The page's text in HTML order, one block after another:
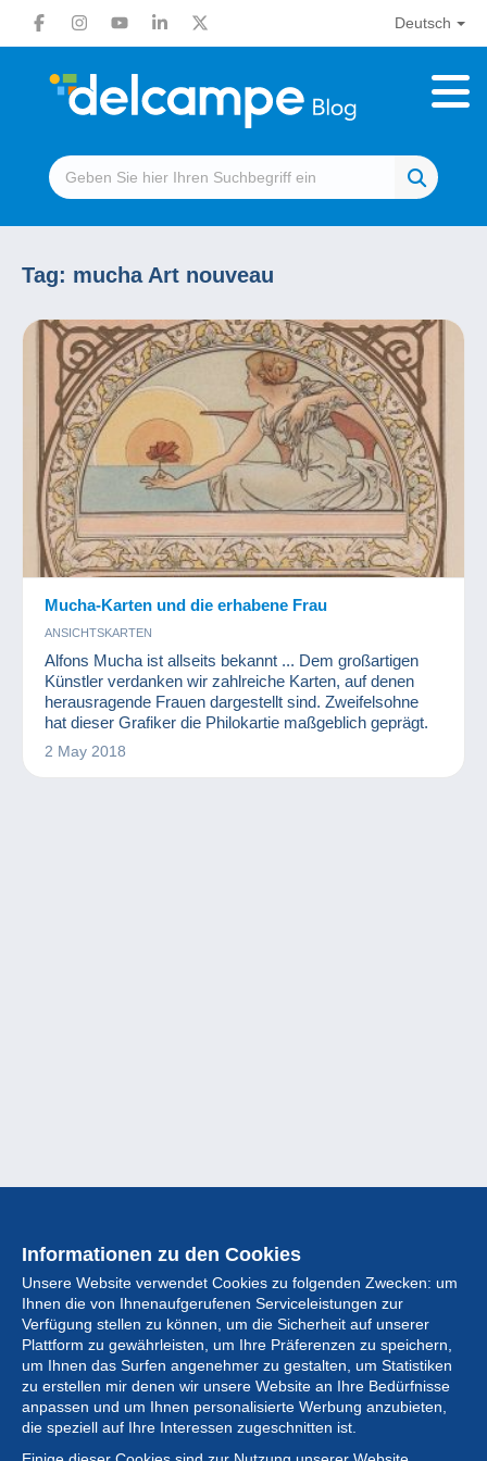
Deutsch
Tag: mucha Art nouveau
Mucha-Karten und die erhabene Frau
ANSICHTSKARTEN
Alfons Mucha ist allseits bekannt ... Dem großartigen
Künstler verdanken wir zahlreiche Karten, auf denen
herausragende Frauen dargestellt sind. Zweifelsohne
hat dieser Grafiker die Philokartie maßgeblich geprägt.
2 May 2018
Informationen zu den Cookies
Unsere Website verwendet Cookies zu folgenden Zwecken: um
Ihnen die von Ihnenaufgerufenen Serviceleistungen zur
Verfügung stellen zu können, um die Sicherheit auf unserer
Plattform zu gewährleisten, um Ihre Präferenzen zu speichern,
um Ihnen das Surfen angenehmer zu gestalten, um Statistiken
zu erstellen mir denen wir unsere Website an Ihre Bedürfnisse
anpassen und um Ihnen personalisierte Werbung anzubieten,
die speziell auf Ihre Interessen zugeschnitten ist.
Sammlung